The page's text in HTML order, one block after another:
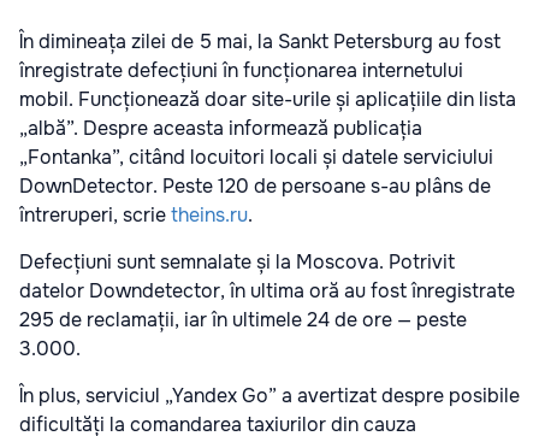
În dimineața zilei de 5 mai, la Sankt Petersburg au fost
înregistrate defecțiuni în funcționarea internetului
mobil. Funcționează doar site-urile și aplicațiile din lista
„albă”. Despre aceasta informează publicația
„Fontanka”, citând locuitori locali și datele serviciului
DownDetector. Peste 120 de persoane s-au plâns de
întreruperi, scrietheins.ru.
Defecțiuni sunt semnalate și la Moscova. Potrivit
datelor Downdetector, în ultima oră au fost înregistrate
295 de reclamații, iar în ultimele 24 de ore — peste
3.000.
În plus, serviciul „Yandex Go” a avertizat despre posibile
dificultăți la comandarea taxiurilor din cauza